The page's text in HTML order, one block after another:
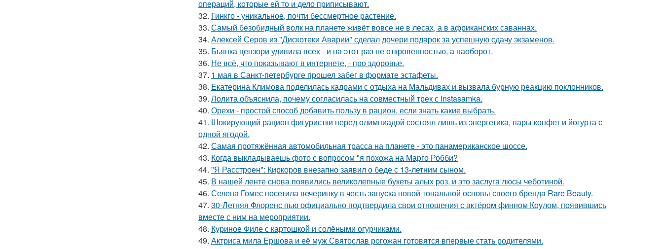
операций, которые ей то и дело приписывают.
32. Гинкго - уникальное, почти бессмертное растение.
33. Самый безобидный волк на планете живёт вовсе не в лесах, а в африканских саваннах.
34. Алексей Серов из "Дискотеки Аварии" сделал дочери подарок за успешную сдачу экзаменов.
35. Бьянка цензори удивила всех - и на этот раз не откровенностью, а наоборот.
36. Не всё, что показывают в интернете, - про здоровье.
37. 1 мая в Санкт-петербурге прошел забег в формате эстафеты.
38. Екатерина Климова поделилась кадрами с отдыха на Мальдивах и вызвала бурную реакцию поклонников.
39. Лолита объяснила, почему согласилась на совместный трек с Instasamka.
40. Орехи - простой способ добавить пользу в рацион, если знать какие выбрать.
41. Шокирующий рацион фигуристки перед олимпиадой состоял лишь из энергетика, пары конфет и йогурта с
одной ягодой.
42. Самая протяжённая автомобильная трасса на планете - это панамериканское шоссе.
43. Когда выкладываешь фото с вопросом "я похожа на Марго Робби?
44. "Я Расстроен": Киркоров внезапно заявил о беде с 13-летним сыном.
45. В нашей ленте снова появились великолепные букеты алых роз, и это заслуга люсы чеботиной.
46. Селена Гомес посетила вечеринку в честь запуска новой тональной основы своего бренда Rare Beauty.
47. 30-Летняя Флоренс пью официально подтвердила свои отношения с актёром финном Коулом, появившись
вместе с ним на мероприятии.
48. Куриное Филе с картошкой и солёными огурчиками.
49. Актриса мила Ершова и её муж Святослав рогожан готовятся впервые стать родителями.